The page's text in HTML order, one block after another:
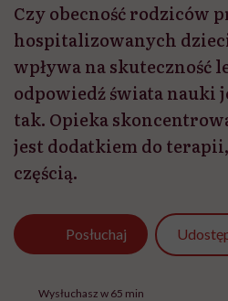
Czy obecność rodziców
hospitalizowanych
wpływa na skuteczność
odpowiedź świata nauki
tak. Opieka
jest dodatkiem do
częścią.
Posłuchaj
Wysłuchasz w 65 min